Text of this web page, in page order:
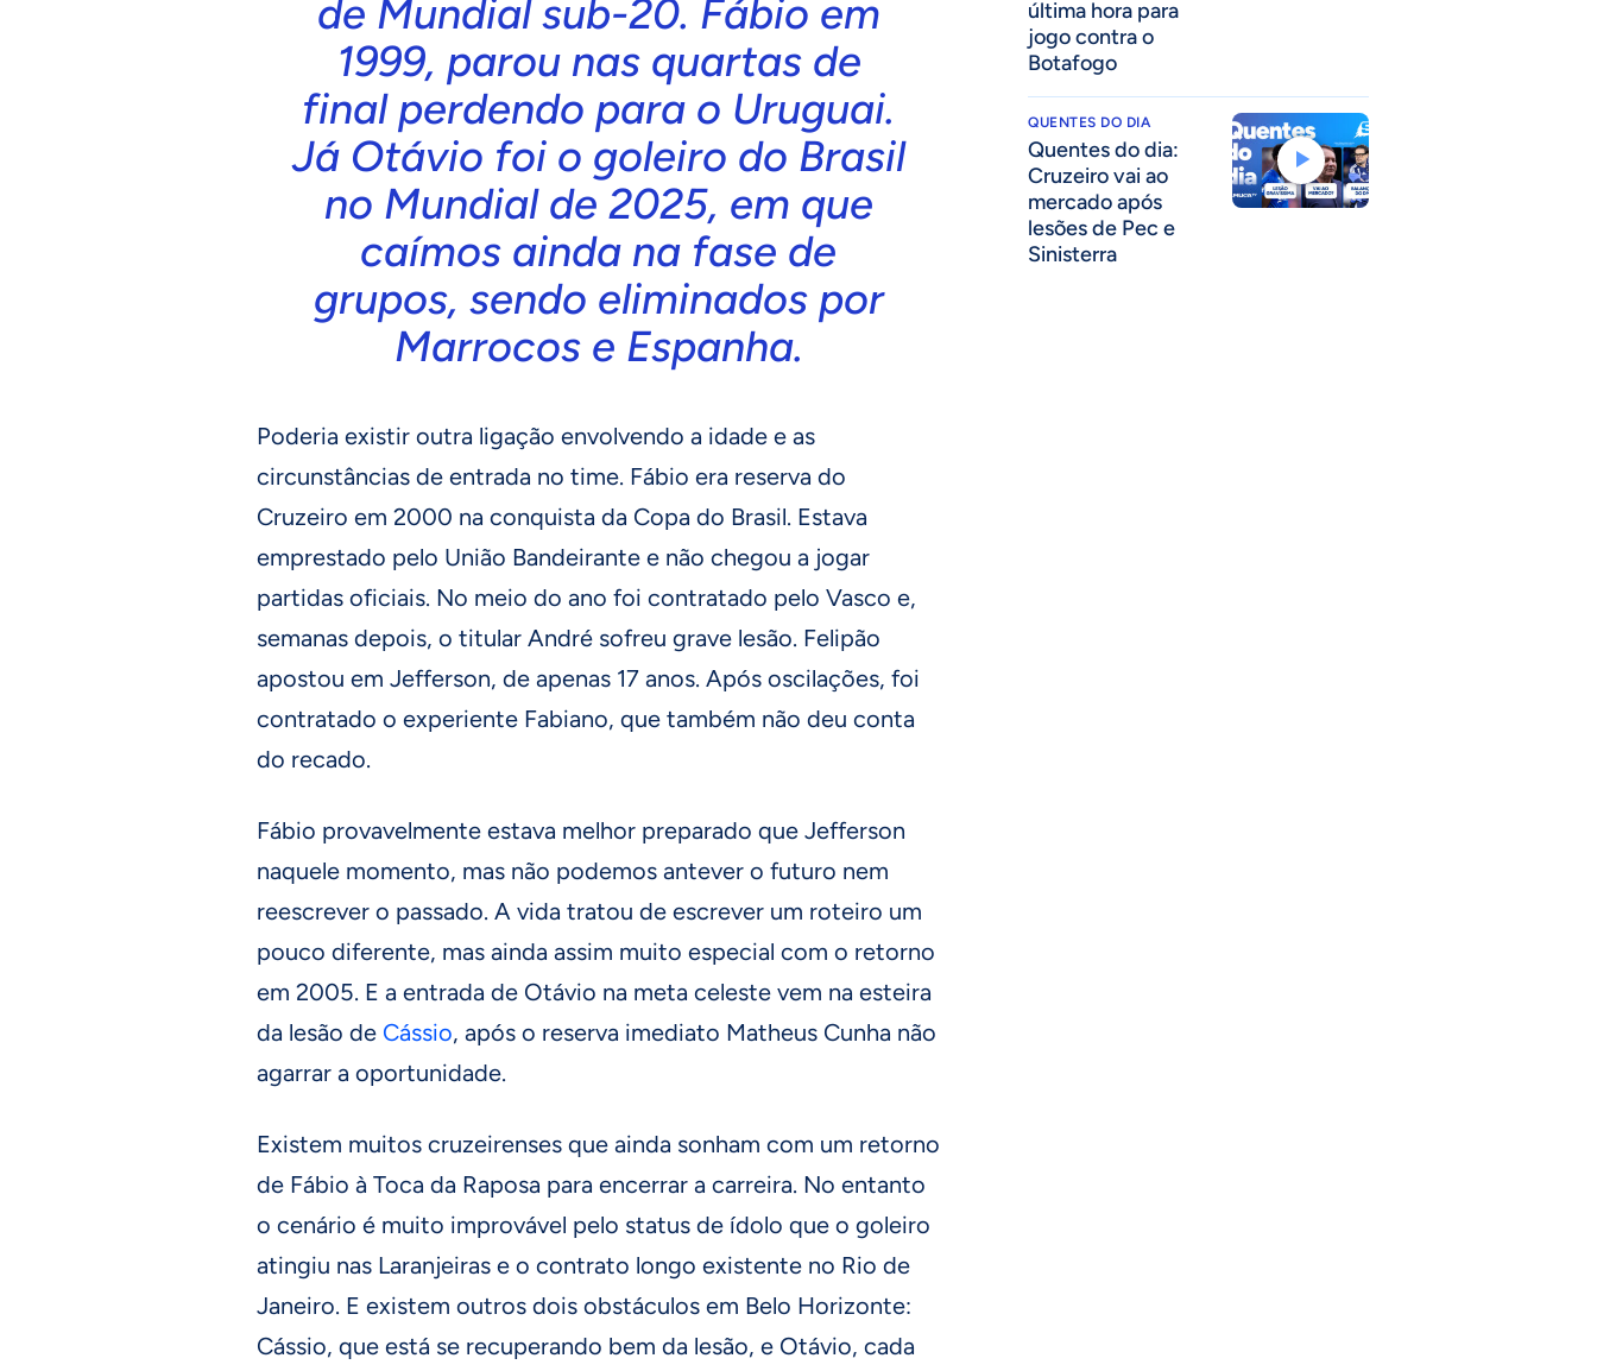
de Mundial sub-20. Fábio em
1999, parou nas quartas de
final perdendo para o Uruguai.
Já Otávio foi o goleiro do Brasil
no Mundial de 2025, em que
caímos ainda na fase de
grupos, sendo eliminados por
Marrocos e Espanha.
Poderia existir outra ligação envolvendo a idade e as
circunstâncias de entrada no time. Fábio era reserva do
Cruzeiro em 2000 na conquista da Copa do Brasil. Estava
emprestado pelo União Bandeirante e não chegou a jogar
partidas oficiais. No meio do ano foi contratado pelo Vasco e,
semanas depois, o titular André sofreu grave lesão. Felipão
apostou em Jefferson, de apenas 17 anos. Após oscilações, foi
contratado o experiente Fabiano, que também não deu conta
do recado.
Fábio provavelmente estava melhor preparado que Jefferson
naquele momento, mas não podemos antever o futuro nem
reescrever o passado. A vida tratou de escrever um roteiro um
pouco diferente, mas ainda assim muito especial com o retorno
em 2005. E a entrada de Otávio na meta celeste vem na esteira
da lesão de Cássio, após o reserva imediato Matheus Cunha não
agarrar a oportunidade.
Existem muitos cruzeirenses que ainda sonham com um retorno
de Fábio à Toca da Raposa para encerrar a carreira. No entanto
o cenário é muito improvável pelo status de ídolo que o goleiro
atingiu nas Laranjeiras e o contrato longo existente no Rio de
Janeiro. E existem outros dois obstáculos em Belo Horizonte:
Cássio, que está se recuperando bem da lesão, e Otávio, cada
última hora para
jogo contra o
Botafogo
QUENTES DO DIA
Quentes do dia:
Cruzeiro vai ao
mercado após
lesões de Pec e
Sinisterra